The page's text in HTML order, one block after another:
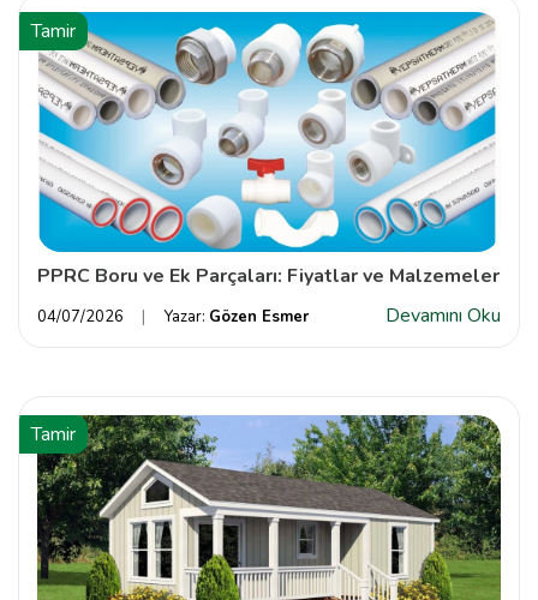
Tamir
PPRC Boru ve Ek Parçaları: Fiyatlar ve Malzemeler
04/07/2026 Yazar: Gözen Esmer Devamını Oku
Tamir